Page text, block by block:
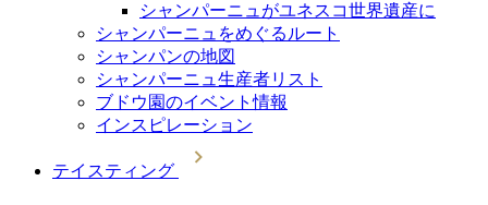
シャンパーニュがユネスコ世界遺産に
シャンパーニュをめぐるルート
シャンパンの地図
シャンパーニュ生産者リスト
ブドウ園のイベント情報
インスピレーション
テイスティング